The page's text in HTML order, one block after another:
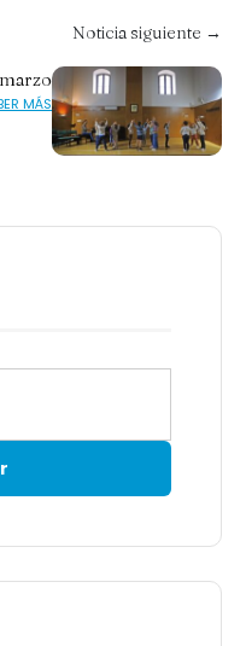
Noticia siguiente →
MÁS